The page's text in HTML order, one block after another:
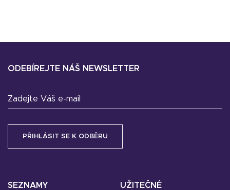
SEZNAMY UŽITEČNÉ
ODEBÍREJTE NÁŠ NEWSLETTER
Zadejte Váš e-mail